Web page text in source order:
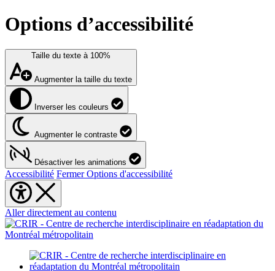
Options d’accessibilité
Taille du texte à 100%
Augmenter la taille du texte
Inverser les couleurs
Augmenter le contraste
Désactiver les animations
Accessibilité Fermer Options d'accessibilité
Aller directement au contenu